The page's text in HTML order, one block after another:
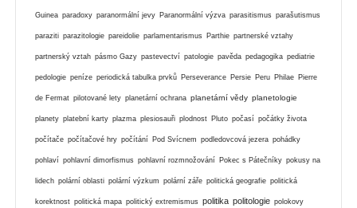
Guinea paradoxy paranormální jevy Paranormální výzva parasitismus parašutismus
paraziti parazitologie pareidolie parlamentarismus Parthie partnerské vztahy
partnerský vztah pásmo Gazy pastevectví patologie pavěda pedagogika pediatrie
pedologie peníze periodická tabulka prvků Perseverance Persie Peru Philae Pierre
de Fermat pilotované lety planetární ochrana planetární vědy planetologie
planety platební karty plazma plesiosauři plodnost Pluto počasí počátky života
počítače počítačové hry počítání Pod Svícnem podledovcová jezera pohádky
pohlaví pohlavní dimorfismus pohlavní rozmnožování Pokec s Pátečníky pokusy na
lidech polární oblasti polární výzkum polární záře politická geografie politická
korektnost politická mapa politický extremismus politika politologie polokovy